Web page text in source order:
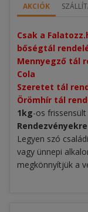
AKCIÓK
Csak a
bőségtál
Mennyegző tál
Cola
Szeretet tál
Örömhír tál
1kg-os frissensült
Legyen szó
vagy ünnepi
megkönnyítjük a